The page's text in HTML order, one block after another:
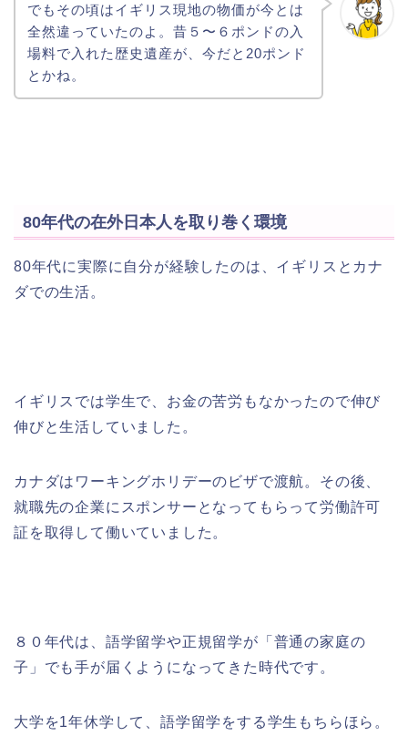
でもその頃はイギリス現地の物価が今とは
全然違っていたのよ。昔５〜６ポンドの入
場料で入れた歴史遺産が、今だと20ポンド
とかね。
80年代の在外日本人を取り巻く環境
80年代に実際に自分が経験したのは、イギリスとカナ
ダでの生活。
イギリスでは学生で、お金の苦労もなかったので伸び
伸びと生活していました。
カナダはワーキングホリデーのビザで渡航。その後、
就職先の企業にスポンサーとなってもらって労働許可
証を取得して働いていました。
８０年代は、語学留学や正規留学が「普通の家庭の
子」でも手が届くようになってきた時代です。
大学を1年休学して、語学留学をする学生もちらほら。